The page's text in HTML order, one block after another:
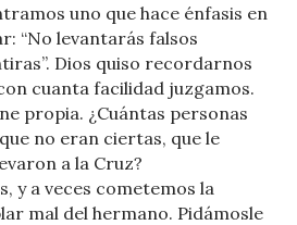
uno que hace énfasis en
“No levantarás falsos
Dios quiso recordarnos
cuanta facilidad juzgamos.
propia. ¿Cuántas personas
no eran ciertas, que le
a la Cruz?
y a veces cometemos la
mal del hermano. Pidámosle